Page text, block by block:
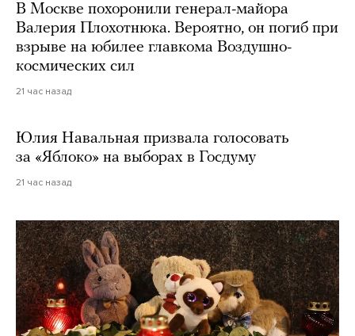
В Москве похоронили генерал-майора
Валерия Плохотнюка. Вероятно, он погиб при
взрыве на юбилее главкома Воздушно-
космических сил
21 час назад
Юлия Навальная призвала голосовать
за «Яблоко» на выборах в Госдуму
21 час назад